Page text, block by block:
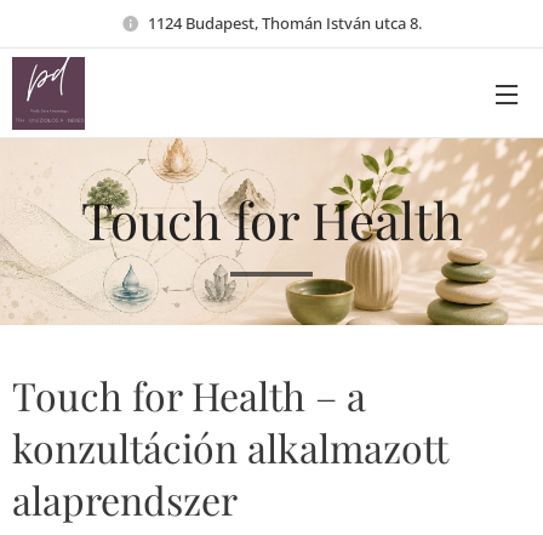
1124 Budapest, Thomán István utca 8.
Touch for Health
Touch for Health – a
konzultáción alkalmazott
alaprendszer